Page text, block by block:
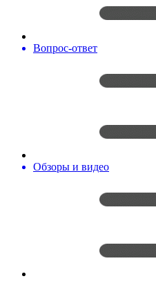
Вопрос-ответ
Обзоры и видео